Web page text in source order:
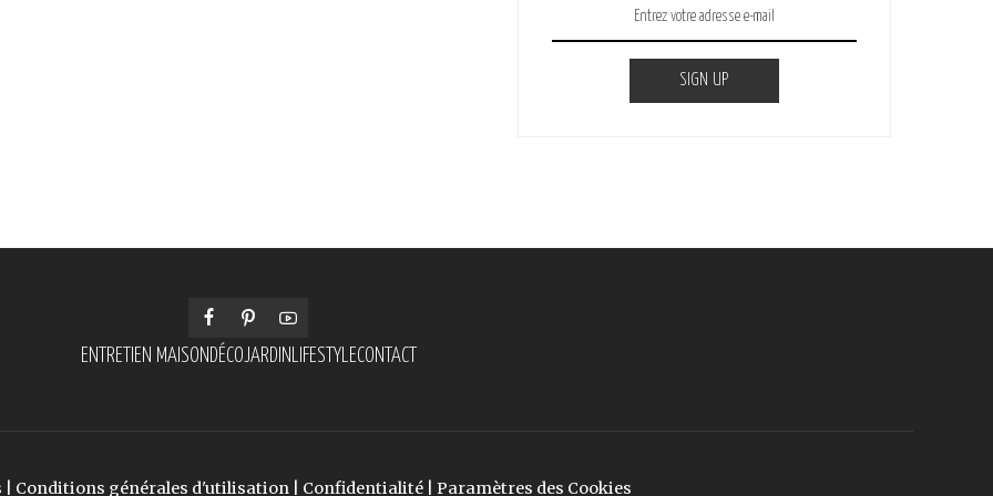
SIGN UP
ENTRETIEN MAISON DÉCOJARDIN LIFESTYLECONTACT
Conditions générales d'utilisation Confidentialité Paramètres des Cookies